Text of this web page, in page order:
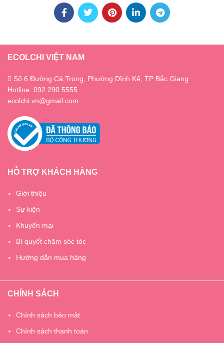
ECOLCHI VIỆT NAM
Số 6 Đường Cả Trọng, Phường Dĩnh Kế, TP Bắc Giang
Hotline: 092 290 5555
ecolchi.vn@gmail.com
HỖ TRỢ KHÁCH HÀNG
Giới thiệu
Sự kiện
Khuyến mại
Bí quyết chăm sóc tóc
Hướng dẫn mua hàng
CHÍNH SÁCH
Chính sách bảo mật
Chính sách thanh toán